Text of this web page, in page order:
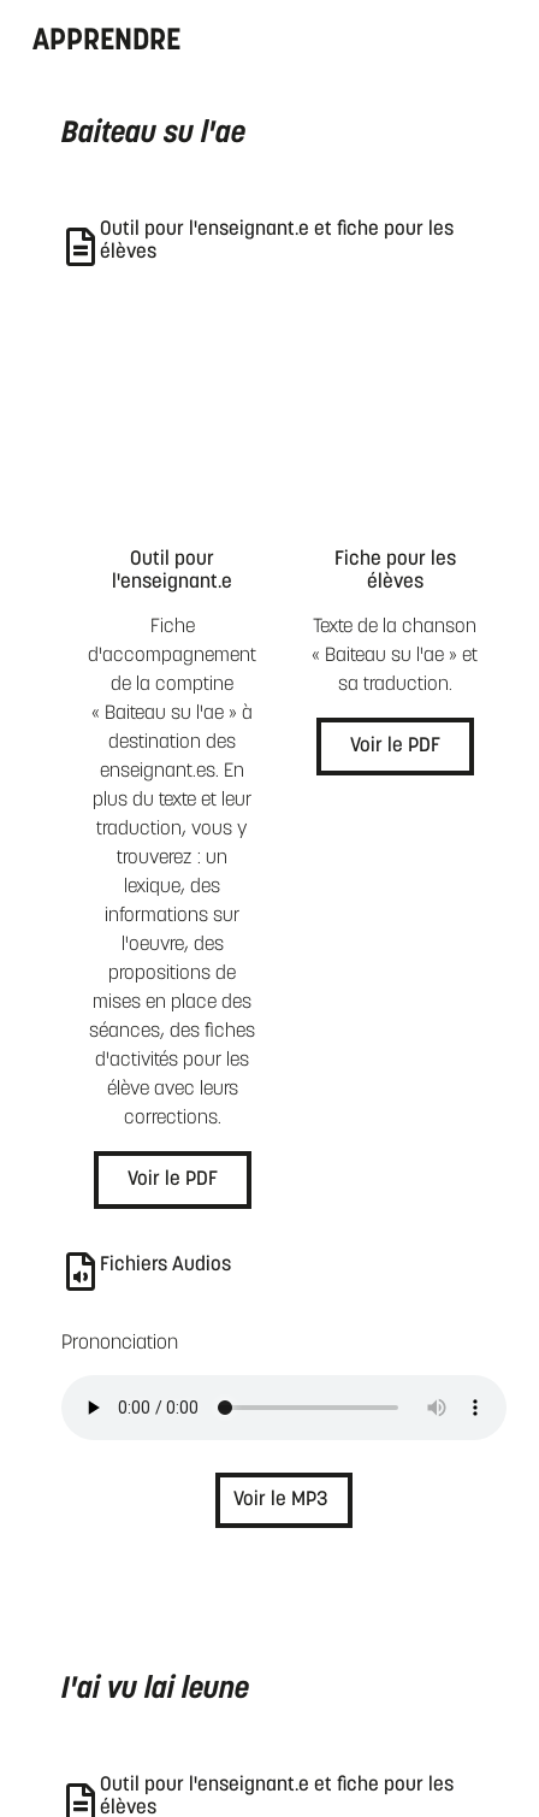
APPRENDRE
Baiteau su l'ae
Outil pour l'enseignant.e et fiche pour les
élèves
Outil pour
l'enseignant.e
Fiche
d'accompagnement
de la comptine
« Baiteau su l'ae » à
destination des
enseignant.es. En
plus du texte et leur
traduction, vous y
trouverez : un
lexique, des
informations sur
l'oeuvre, des
propositions de
mises en place des
séances, des fiches
d'activités pour les
élève avec leurs
corrections.
Voir le PDF
Fiche pour les
élèves
Texte de la chanson
« Baiteau su l'ae » et
sa traduction.
Voir le PDF
Fichiers Audios
Prononciation
Voir le MP3
I'ai vu lai leune
Outil pour l'enseignant.e et fiche pour les
élèves